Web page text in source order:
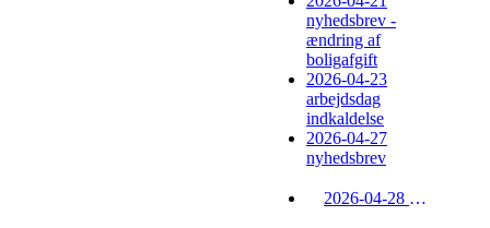
nyhedsbrev -
ændring af
boligafgift
2026-04-23
arbejdsdag
indkaldelse
2026-04-27
nyhedsbrev
2026-04-28 referat af generalforsamling 21-04-26 v/ Lise